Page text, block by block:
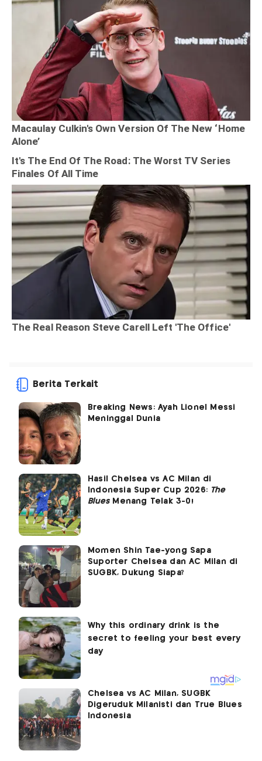
Berita Terkait
Breaking News: Ayah Lionel Messi
Meninggal Dunia
Hasil Chelsea vs AC Milan di
Indonesia Super Cup 2026: The
BluesMenang Telak 3-0!
Momen Shin Tae-yong Sapa
Suporter Chelsea dan AC Milan di
SUGBK, Dukung Siapa?
Chelsea vs AC Milan, SUGBK
Digeruduk Milanisti dan True Blues
Indonesia